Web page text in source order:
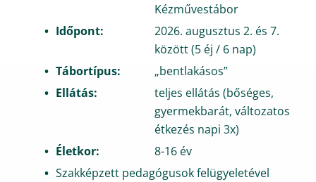
Kézművestábor
Időpont:
2026. augusztus 2. és 7.
között (5 éj / 6 nap)
Tábortípus:
„bentlakásos”
Ellátás:
teljes ellátás (bőséges,
gyermekbarát, változatos
étkezés napi 3x)
Életkor:
8-16 év
Szakképzett pedagógusok felügyeletével